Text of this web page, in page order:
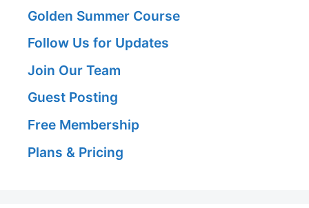
Golden Summer Course
Follow Us for Updates
Join Our Team
Guest Posting
Free Membership
Plans & Pricing